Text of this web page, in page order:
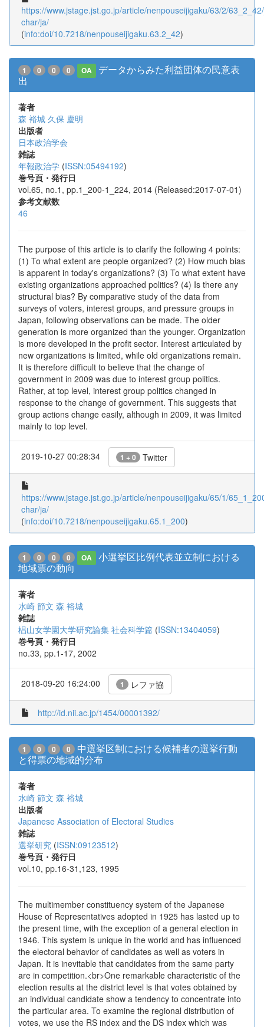
https://www.jstage.jst.go.jp/article/nenpouseijigaku/63/2/
char/ja/
(info:doi/10.7218/nenpouseijigaku.63.2_42)
1 0 0 0 OA
データからみた利益団体の民意表
出
著者
森 裕城 久保 慶明
出版者
日本政治学会
雑誌
年報政治学 (ISSN:05494192)
巻号頁・発行日
vol.65, no.1, pp.1_200-1_224, 2014 (Released:2017-07-01)
参考文献数
46
The purpose of this article is to clarify the following 4 points:
(1) To what extent are people organized? (2) How much bias
is apparent in today's organizations? (3) To what extent have
existing organizations approached politics? (4) Is there any
structural bias? By comparative study of the data from
surveys of voters, interest groups, and pressure groups in
Japan, following observations can be made. The older
generation is more organized than the younger. Organization
is more developed in the profit sector. Interest articulated by
new organizations is limited, while old organizations remain.
It is therefore difficult to believe that the change of
government in 2009 was due to interest group politics.
Rather, at top level, interest group politics changed in
response to the change of government. This suggests that
group actions change easily, although in 2009, it was limited
mainly to top level.
2019-10-27 00:28:34 1 + 0 Twitter
https://www.jstage.jst.go.jp/article/nenpouseijigaku/65/1/
char/ja/
(info:doi/10.7218/nenpouseijigaku.65.1_200)
1 0 0 0 OA
小選挙区比例代表並立制における
地域票の動向
著者
水崎 節文 森 裕城
雑誌
椙山女学園大学研究論集 社会科学篇 (ISSN:13404059)
巻号頁・発行日
no.33, pp.1-17, 2002
2018-09-20 16:24:00 1 レファ協
http://id.nii.ac.jp/1454/00001392/
1 0 0 0
中選挙区制における候補者の選挙行動
と得票の地域的分布
著者
水崎 節文 森 裕城
出版者
Japanese Association of Electoral Studies
雑誌
選挙研究 (ISSN:09123512)
巻号頁・発行日
vol.10, pp.16-31,123, 1995
The multimember constituency system of the Japanese
House of Representatives adopted in 1925 has lasted up to
the present time, with the exception of a general election in
1946. This system is unique in the world and has influenced
the electoral behavior of candidates as well as voters in
Japan. It is inevitable that candidates from the same party
are in competition.<br>One remarkable characteristic of the
election results at the district level is that votes obtained by
an individual candidate show a tendency to concentrate into
the particular area. To examine the regional distribution of
votes, we use the RS index and the DS index which was